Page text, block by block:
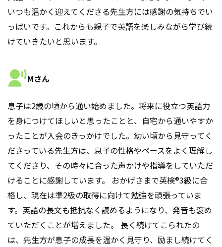
いつも温かく迎えてくださる先生方には感謝の気持ちでい
っぱいです。これからも親子で英語を楽しみながら学び続
けていきたいと思います。
Mさん
息子は2歳の頃から通い始めました。将来に役立つ英語力
を身につけてほしいと思ったことと、自宅から通いやすか
ったことが入会のきっかけでした。幼い頃から見守ってく
ださっている先生方は、息子の性格やペースをよく理解し
てくださり、その時々に合った声かけや指導をしていただ
けることに感謝しています。 おかげさまで英検®3級に合
格し、現在は準2級の取得に向けて勉強を頑張っていま
す。英語の長文も抵抗なく読めるようになり、発音も褒め
ていただくことが増えました。 長く続けてこられたの
は、先生方が息子の成長を温かく見守り、励まし続けてく